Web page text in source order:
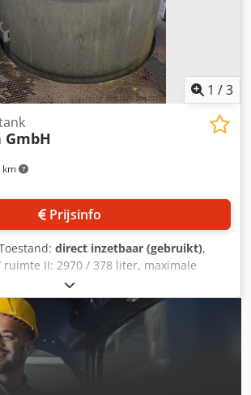
1 /3
km
Prijsinfo
direct inzetbaar (gebruikt),
II: 2970 / 378 liter, maximale
ruimte I / ruimte II: 0 / 3,0 bar,
werktemperatuur ruimte I en ruimte
ruimte I / ruimte II: 0 / 4,5 bar. Een
is mogelijk. Dsdpszq Ebxjfx Ahqokr